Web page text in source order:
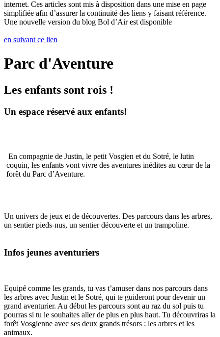
internet. Ces articles sont mis à disposition dans une mise en page
simplifiée afin d’assurer la continuité des liens y faisant référence.
Une nouvelle version du blog Bol d’Air est disponible
en suivant ce lien
Parc d'Aventure
Les enfants sont rois !
Un espace réservé aux enfants!
En compagnie de Justin, le petit Vosgien et du Sotré, le lutin
coquin, les enfants vont vivre des aventures inédites au cœur de la
forêt du Parc d’Aventure.
Un univers de jeux et de découvertes. Des parcours dans les arbres,
un sentier pieds-nus, un sentier découverte et un trampoline.
Infos jeunes aventuriers
Equipé comme les grands, tu vas t’amuser dans nos parcours dans
les arbres avec Justin et le Sotré, qui te guideront pour devenir un
grand aventurier. Au début les parcours sont au raz du sol puis tu
pourras si tu le souhaites aller de plus en plus haut. Tu découvriras la
forêt Vosgienne avec ses deux grands trésors : les arbres et les
animaux.